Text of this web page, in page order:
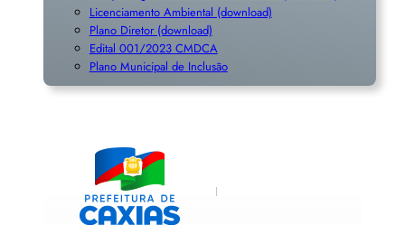
Licenciamento Ambiental (download)
Plano Diretor (download)
Edital 001/2023 CMDCA
Plano Municipal de Inclusão